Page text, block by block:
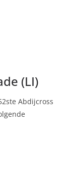
(LI)
Abdijcross